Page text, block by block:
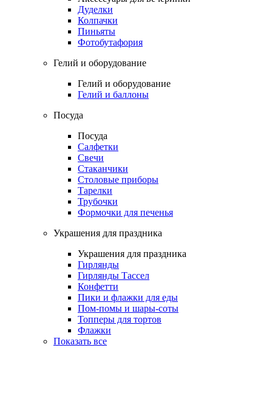
Дуделки
Колпачки
Пиньяты
Фотобутафория
Гелий и оборудование
Гелий и оборудование
Гелий и баллоны
Посуда
Посуда
Салфетки
Свечи
Стаканчики
Столовые приборы
Тарелки
Трубочки
Формочки для печенья
Украшения для праздника
Украшения для праздника
Гирлянды
Гирлянды Тассел
Конфетти
Пики и флажки для еды
Пом-помы и шары-соты
Топперы для тортов
Флажки
Показать все